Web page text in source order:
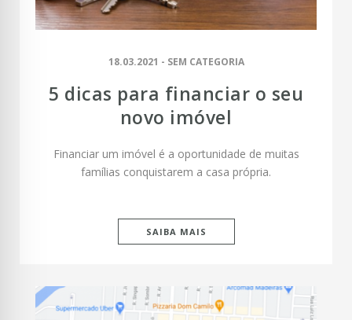
18.03.2021 - SEM CATEGORIA
5 dicas para financiar o seu
novo imóvel
Financiar um imóvel é a oportunidade de muitas
famílias conquistarem a casa própria.
SAIBA MAIS